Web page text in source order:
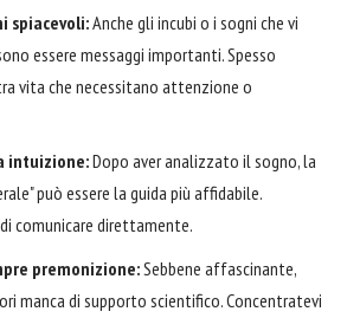
spiacevoli:Anche gli incubi o i sogni che vi
essere messaggi importanti. Spesso
vita che necessitano attenzione o
intuizione:Dopo aver analizzato il sogno, la
può essere la guida più affidabile.
comunicare direttamente.
premonizione:Sebbene affascinante,
manca di supporto scientifico. Concentratevi